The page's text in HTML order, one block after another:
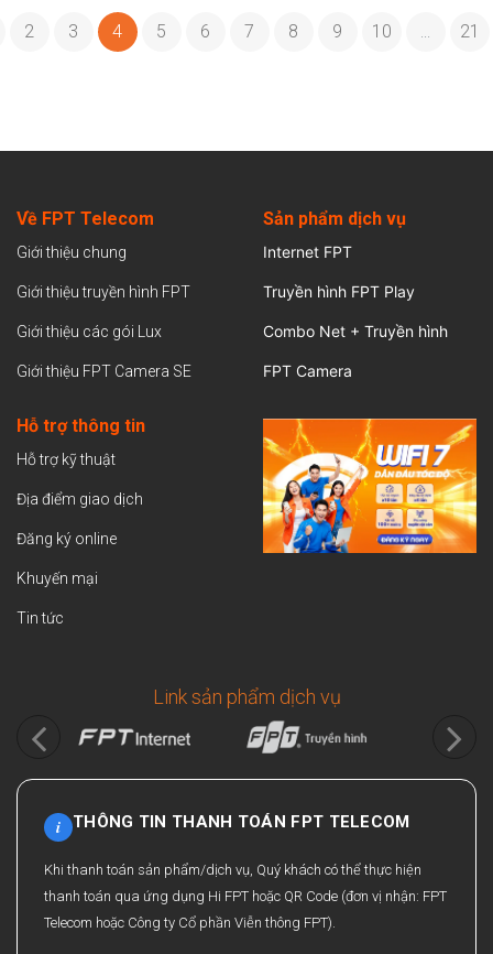
2 3 4 5 6 7 8 9 10 21
Về FPT Telecom
Giới thiệu chung
Giới thiệu truyền hình FPT
Giới thiệu các gói Lux
Giới thiệu FPT Camera SE
Sản phẩm dịch vụ
Internet FPT
Truyền hình FPT Play
Combo Net + Truyền hình
FPT Camera
Hỗ trợ thông tin
Hỗ trợ kỹ thuật
Địa điểm giao dịch
Đăng ký online
Khuyến mại
Tin tức
Link sản phẩm dịch vụ
i THÔNG TIN THANH TOÁN FPT TELECOM
Khi thanh toán sản phẩm/dịch vụ, Quý khách có thể thực hiện
thanh toán qua ứng dụng Hi FPT hoặc QR Code (đơn vị nhận: FPT
Telecom hoặc Công ty Cổ phần Viễn thông FPT).